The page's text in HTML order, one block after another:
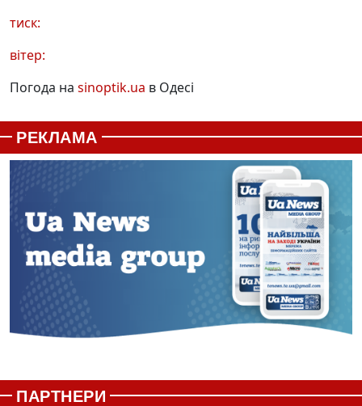
тиск:
вітер:
Погода на sinoptik.ua в Одесі
РЕКЛАМА
ПАРТНЕРИ